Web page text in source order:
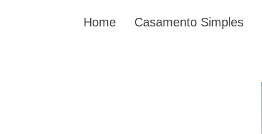
Home Casamento Simples